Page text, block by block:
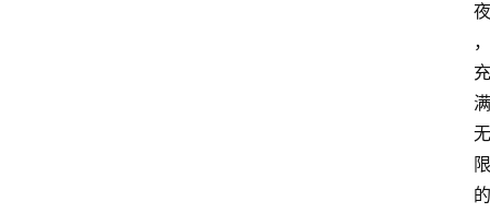
夜
，
充
满
无
限
的